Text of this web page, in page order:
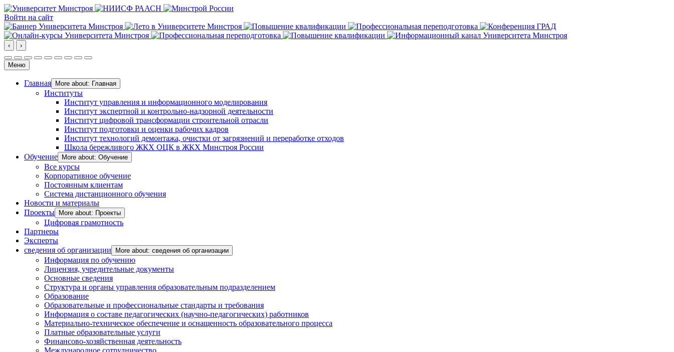
Войти на сайт
‹ ›
Меню
Главная More about: Главная
Институты
Институт управления и информационного моделирования
Институт экспертной и контрольно-надзорной деятельности
Институт цифровой трансформации строительной отрасли
Институт подготовки и оценки рабочих кадров
Институт технологий демонтажа, очистки от загрязнений и переработке отходов
Школа бережливого ЖКХ ОЦК в ЖКХ Минстроя России
Обучение
More about: Обучение
Все курсы
Корпоративное обучение
Постоянным клиентам
Система дистанционного обучения
Новости и материалы
Проекты
More about: Проекты
Цифровая грамотность
Партнеры
Эксперты
сведения об организации
More about: сведения об организации
Информация по обучению
Лицензия, учредительные документы
Основные сведения
Структура и органы управления образовательным подразделением
Образование
Образовательные и профессиональные стандарты и требования
Информация о составе педагогических (научно-педагогических) работников
Материально-техническое обеспечение и оснащенность образовательного процесса
Платные образовательные услуги
Финансово-хозяйственная деятельность
Международное сотрудничество